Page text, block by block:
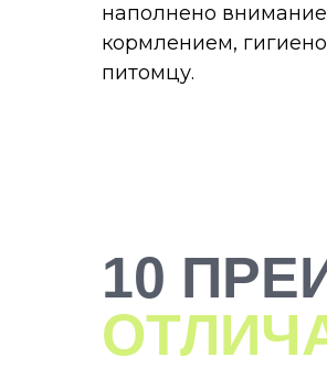
наполнено
кормлением,
питомцу.
Листайте влево, чтобы увидеть все
10